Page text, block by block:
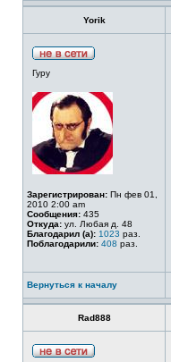
Yorik
Гуру
Зарегистрирован: Пн фев 01,
2010 2:00 am
Сообщения: 435
Откуда: ул. Любая д. 48
Благодарил (а): 1023 раз.
Поблагодарили: 408 раз.
Вернуться к началу
Rad888